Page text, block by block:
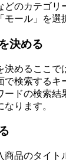
どのカテゴリ
ール」を選
決める
ここで
で検索するキ
ードの検索結
ります。
商品のタイト